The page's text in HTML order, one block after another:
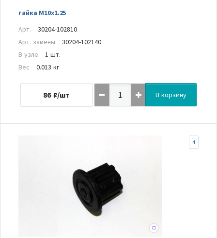
гайка M10x1.25
Арт.
30204-102810
Арт. замены
30204-102140
В узле
1 шт.
Вес
0.013 кг
86 ₽/шт В корзину
4